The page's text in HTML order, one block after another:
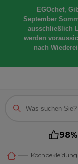
EGOchef,
September
ausschließlich
werden
nach
98%
Kochbekleidung